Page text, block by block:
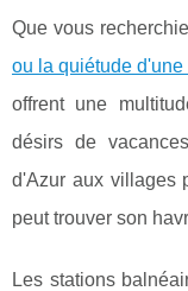
Que vous
ou la quiétude
offrent une
désirs de
d'Azur aux villages
peut trouver son
Les stations